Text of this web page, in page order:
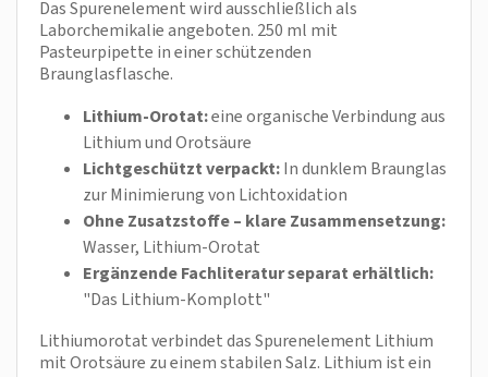
Das Spurenelement wird ausschließlich als
Laborchemikalie angeboten. 250 ml mit
Pasteurpipette in einer schützenden
Braunglasflasche.
Lithium-Orotat:eine organische Verbindung aus
Lithium und Orotsäure
Lichtgeschützt verpackt:In dunklem Braunglas
zur Minimierung von Lichtoxidation
Ohne Zusatzstoffe – klare Zusammensetzung:
Wasser, Lithium‑Orotat
Ergänzende Fachliteratur separat erhältlich:
"Das Lithium-Komplott"
Lithiumorotat verbindet das Spurenelement Lithium
mit Orotsäure zu einem stabilen Salz. Lithium ist ein